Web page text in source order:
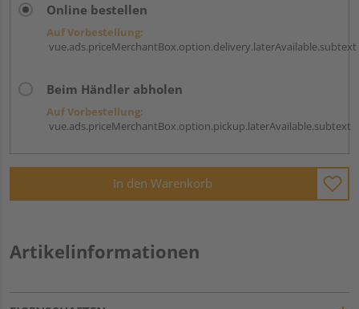
Online bestellen
Auf Vorbestellung:
vue.ads.priceMerchantBox.option.delivery.laterAvailable.subtext
Beim Händler abholen
Auf Vorbestellung:
vue.ads.priceMerchantBox.option.pickup.laterAvailable.subtext
In den Warenkorb
Artikelinformationen